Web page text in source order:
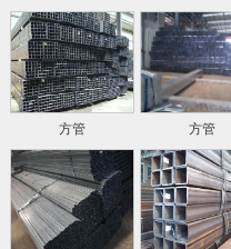
方管 方管